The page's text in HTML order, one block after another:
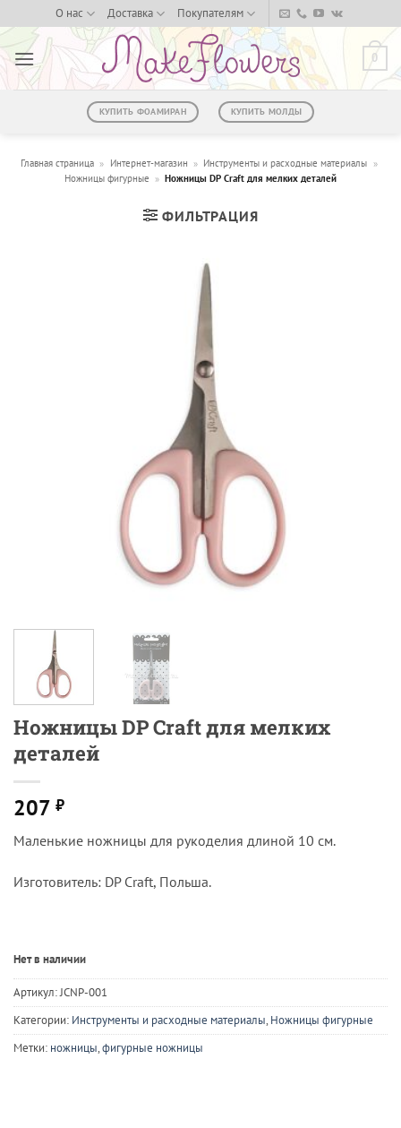
to
content
О нас Доставка Покупателям
0
КУПИТЬ ФОАМИРАН КУПИТЬ МОЛДЫ
Главная страница » Интернет-магазин » Инструменты и расходные материалы »
Ножницы фигурные » Ножницы DP Craft для мелких деталей
ФИЛЬТРАЦИЯ
Ножницы DP Craft для мелких
деталей
207 ₽
Маленькие ножницы для рукоделия длиной 10 см.
Изготовитель: DP Craft, Польша.
Нет в наличии
Артикул:JCNP-001
Категории: Инструменты и расходные материалы, Ножницы фигурные
Метки: ножницы,фигурные ножницы